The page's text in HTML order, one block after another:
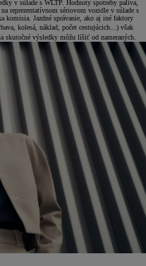
v súlade s WLTP. Hodnoty spotreby paliva,
reprezentatívnom sériovom vozidle v súlade s
komisia. Jazdné správanie, ako aj iné faktory
kolesá, náklad, počet cestujúcich...) však
skutočné výsledky môžu líšiť od nameraných.